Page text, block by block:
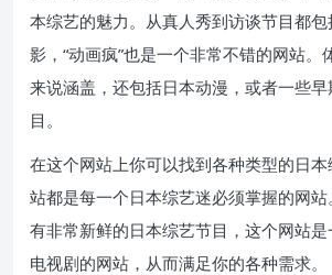
本综艺的魅力。从真人秀到访谈节目都
影，“动画疯”也是一个非常不错的网站。
来说涵盖，还包括日本动漫，或者一些
目。
在这个网站上你可以找到各种类型的日
站都是每一个日本综艺迷必须掌握的网站
有非常新鲜的日本综艺节目，这个网站
电视剧的网站，从而满足你的各种需求。